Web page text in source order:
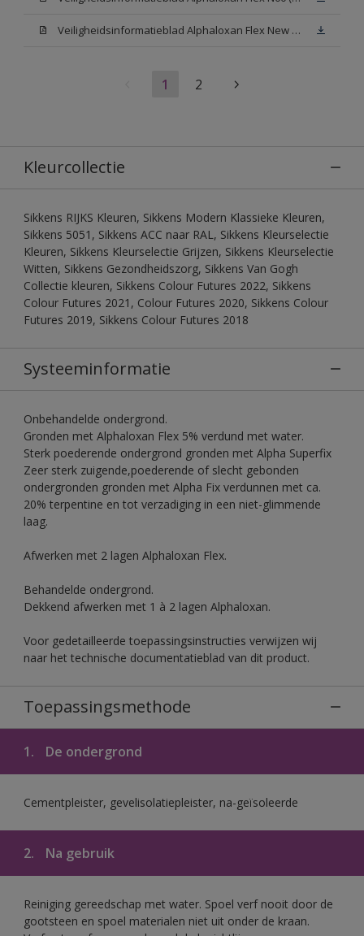
Veiligheidsinformatieblad Alphaloxan Flex New N00 (MSDS)
1 2
Kleurcollectie
Sikkens RIJKS Kleuren, Sikkens Modern Klassieke Kleuren,
Sikkens 5051, Sikkens ACC naar RAL, Sikkens Kleurselectie
Kleuren, Sikkens Kleurselectie Grijzen, Sikkens Kleurselectie
Witten, Sikkens Gezondheidszorg, Sikkens Van Gogh
Collectie kleuren, Sikkens Colour Futures 2022, Sikkens
Colour Futures 2021, Colour Futures 2020, Sikkens Colour
Futures 2019, Sikkens Colour Futures 2018
Systeeminformatie
Onbehandelde ondergrond.
Gronden met Alphaloxan Flex 5% verdund met water.
Sterk poederende ondergrond gronden met Alpha Superfix
Zeer sterk zuigende,poederende of slecht gebonden
ondergronden gronden met Alpha Fix verdunnen met ca.
20% terpentine en tot verzadiging in een niet-glimmende
laag.
Afwerken met 2 lagen Alphaloxan Flex.
Behandelde ondergrond.
Dekkend afwerken met 1 à 2 lagen Alphaloxan.
Voor gedetailleerde toepassingsinstructies verwijzen wij
naar het technische documentatieblad van dit product.
Toepassingsmethode
1. De ondergrond
Cementpleister, gevelisolatiepleister, na-geïsoleerde
2. Na gebruik
Reiniging gereedschap met water. Spoel verf nooit door de
gootsteen en spoel materialen niet uit onder de kraan.